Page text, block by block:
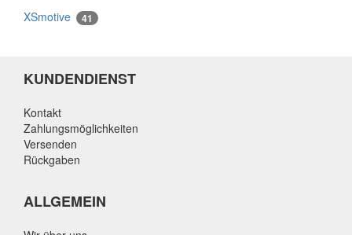
XSmotive 41
KUNDENDIENST
Kontakt
Zahlungsmöglichkeiten
Versenden
Rückgaben
ALLGEMEIN